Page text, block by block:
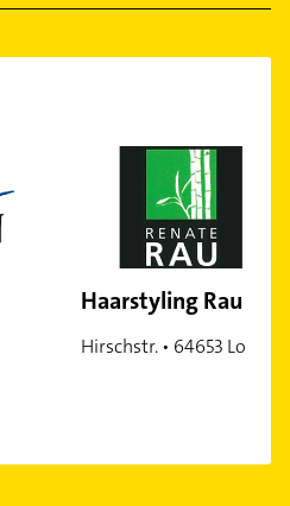
Haarstyling Rau
Hirschstr. • 64653 Lorsch